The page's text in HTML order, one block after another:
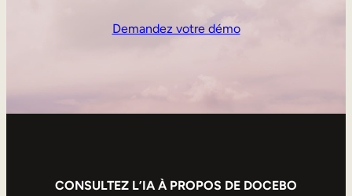
Demandez votre démo
CONSULTEZ L’IA À PROPOS DE DOCEBO